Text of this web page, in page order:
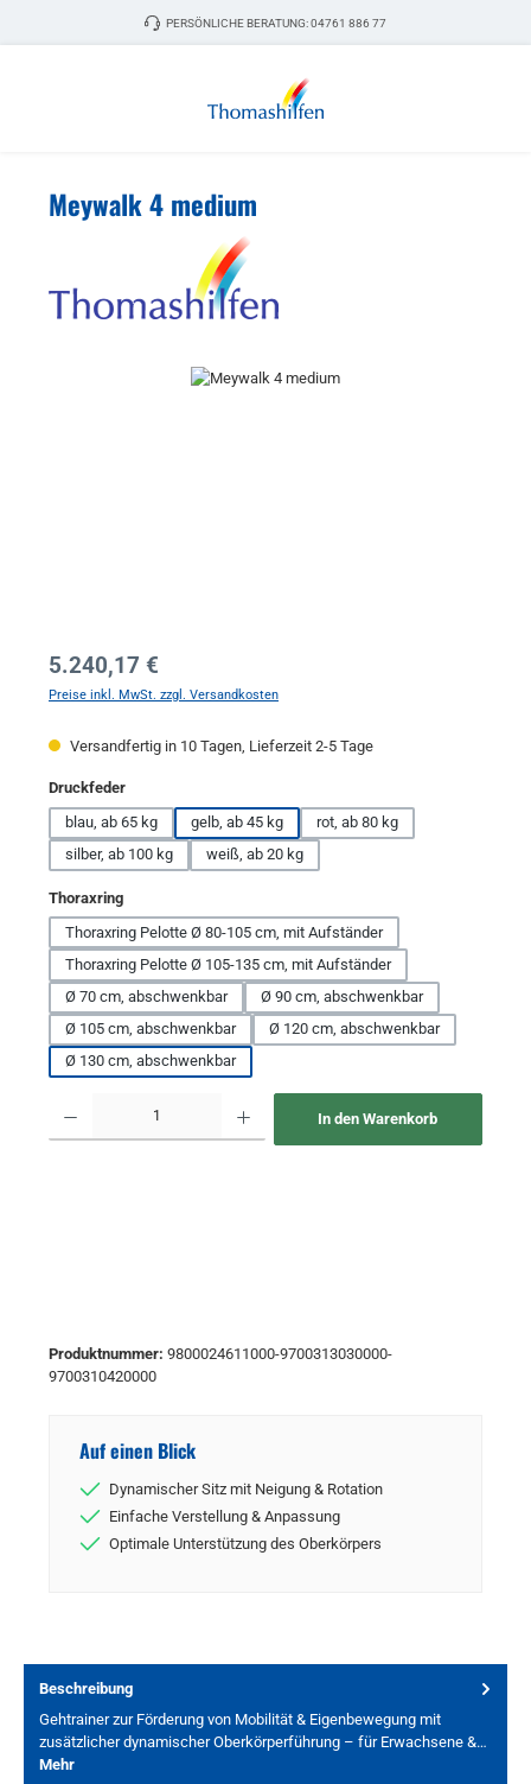
Zum Hauptinhalt springenPERSÖNLICHE BERATUNG:04761 886 77
Meywalk 4 medium
Bildergalerie überspringen
Regulärer Preis:
5.240,17 €
Preise inkl. MwSt. zzgl. Versandkosten
Versandfertig in 10 Tagen, Lieferzeit 2-5 Tage
Druckfederauswählen
blau, ab 65 kg
gelb, ab 45 kg
rot, ab 80 kg
silber, ab 100 kg
weiß, ab 20 kg
Thoraxringauswählen
Thoraxring Pelotte Ø 80-105 cm, mit Aufständer
Thoraxring Pelotte Ø 105-135 cm, mit Aufständer
Ø 70 cm, abschwenkbar
Ø 90 cm, abschwenkbar
Ø 105 cm, abschwenkbar
Ø 120 cm, abschwenkbar
Ø 130 cm, abschwenkbar
In den Warenkorb
Produktnummer: 9800024611000-9700313030000-
9700310420000
Auf einen Blick
Dynamischer Sitz mit Neigung & Rotation
Einfache Verstellung & Anpassung
Optimale Unterstützung des Oberkörpers
Beschreibung
Gehtrainer zur Förderung von Mobilität & Eigenbewegung mit
zusätzlicher dynamischer Oberkörperführung – für Erwachsene &…
Mehr